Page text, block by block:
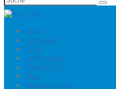
Home
Aquaristik
Teich
Briefmarken
Modellbahn
Blog
Benutzerkonto